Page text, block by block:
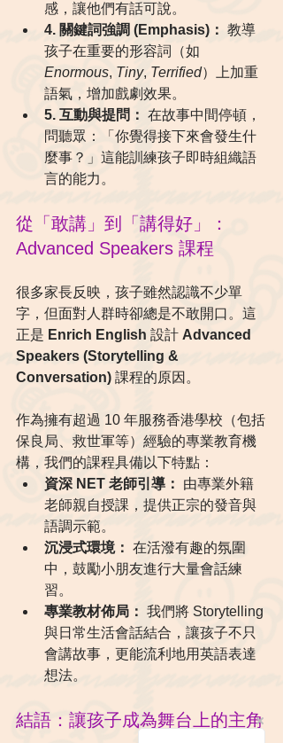
感，讓他們有話可說。
4. 關鍵詞強調 (Emphasis)： 教導
孩子在重要的形容詞（如
Enormous, Tiny, Terrified）上加重
語氣，增加戲劇效果。
5. 互動與提問： 在故事中間停頓，
問聽眾：「你覺得接下來會發生什
麼事？」這能訓練孩子即時組織語
言的能力。
從「敢講」到「講得好」：
Advanced Speakers 課程
很多家長反映，孩子雖然認識不少單
字，但面對人群時卻總是不敢開口。這
正是 Enrich English 設計 Advanced
Speakers (Storytelling &
Conversation) 課程的原因。
作為擁有超過 10 年服務香港學校（包括
保良局、救世軍等）經驗的專業教育機
構，我們的課程具備以下特點：
資深 NET 老師引導：
由專業外籍
老師親自授課，提供正宗的發音與
語調示範。
沉浸式環境： 在活潑有趣的氛圍
中，鼓勵小朋友進行大量會話練
習。
專業教材佈局： 我們將 Storytelling
與日常生活會話結合，讓孩子不只
會講故事，更能流利地用英語表達
想法。
結語：讓孩子成為舞台上的主角